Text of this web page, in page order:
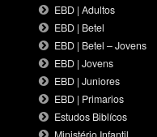
EBD | Adultos
EBD | Betel
EBD | Betel – Jovens
EBD | Jovens
EBD | Juniores
EBD | Primarios
Estudos Biblícos